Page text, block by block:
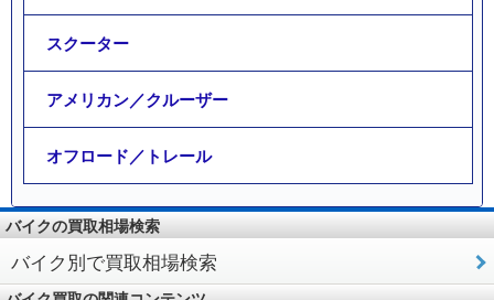
スクーター
アメリカン／クルーザー
オフロード／トレール
バイクの買取相場検索
バイク別で買取相場検索